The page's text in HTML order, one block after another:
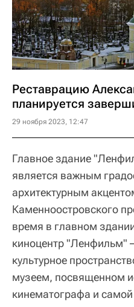
Реставрацию
планируется
29 ноября 2023, 12:47
Главное здание
является важным
архитектурным
Каменноостровского
время в главном
киноцентр "Ленфильм"
культурное
музеем, посвященном
кинематографа и самой